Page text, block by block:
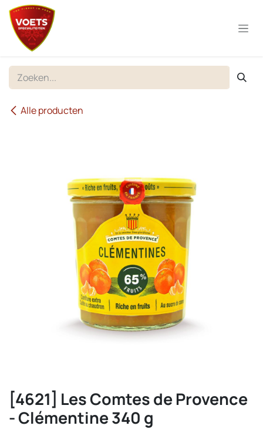
Overslaan naar inhoud
Alle producten
[4621] Les Comtes de Provence
- Clémentine 340 g